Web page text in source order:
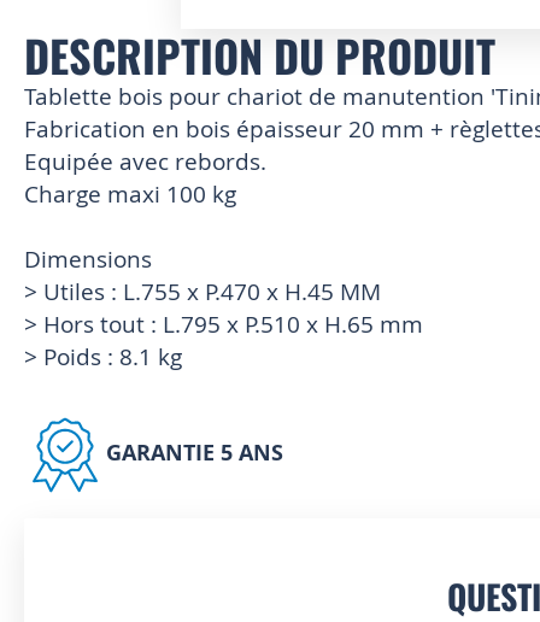
Skip
the
beginning
of
the
images
gallery
DESCRIPTION DU PRODUIT
Tablette bois pour chariot de manutention
Fabrication en bois épaisseur 20 mm +
Equipée avec rebords.
Charge maxi 100 kg
Dimensions
> Utiles : L.755 x P.470 x H.45 MM
> Hors tout : L.795 x P.510 x H.65 mm
> Poids : 8.1 kg
GARANTIE 5 ANS